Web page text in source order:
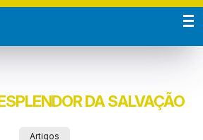
DA SALVAÇÃO
Artigos